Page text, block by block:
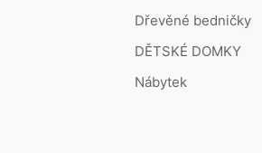
Dřevěné bedničky
DĚTSKÉ DOMKY
Nábytek